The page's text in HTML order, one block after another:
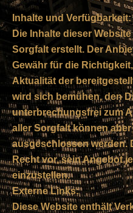
Inhalte und Verfügbarkeit:
Die Inhalte dieser
Sorgfalt erstellt. Der
Gewähr für die
Aktualität der
wird sich bemühen, den
unterbrechungsfrei zum
aller Sorgfalt können
ausgeschlossen werden.
Recht vor, sein Angebot
einzustellen.
Externe Links:
Diese Website enthält